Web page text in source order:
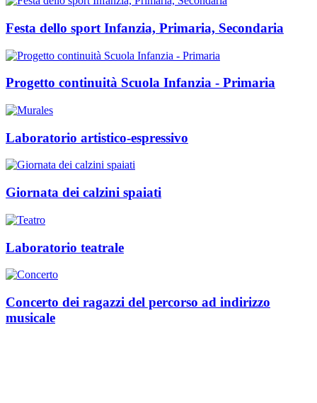
Festa dello sport Infanzia, Primaria, Secondaria
Progetto continuità Scuola Infanzia - Primaria
Laboratorio artistico-espressivo
Giornata dei calzini spaiati
Laboratorio teatrale
Concerto dei ragazzi del percorso ad indirizzo
musicale